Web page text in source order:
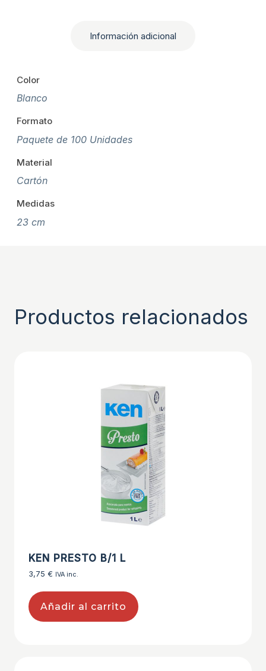
Información adicional
Color
Blanco
Formato
Paquete de 100 Unidades
Material
Cartón
Medidas
23 cm
Productos relacionados
KEN PRESTO B/1 L
3,75 € IVA inc.
Añadir al carrito